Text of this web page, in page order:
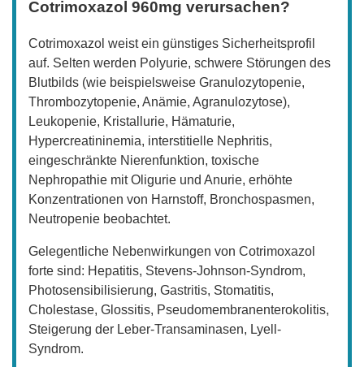
Cotrimoxazol 960mg verursachen?
Cotrimoxazol weist ein günstiges Sicherheitsprofil
auf. Selten werden Polyurie, schwere Störungen des
Blutbilds (wie beispielsweise Granulozytopenie,
Thrombozytopenie, Anämie, Agranulozytose),
Leukopenie, Kristallurie, Hämaturie,
Hypercreatininemia, interstitielle Nephritis,
eingeschränkte Nierenfunktion, toxische
Nephropathie mit Oligurie und Anurie, erhöhte
Konzentrationen von Harnstoff, Bronchospasmen,
Neutropenie beobachtet.
Gelegentliche Nebenwirkungen von Cotrimoxazol
forte sind: Hepatitis, Stevens-Johnson-Syndrom,
Photosensibilisierung, Gastritis, Stomatitis,
Cholestase, Glossitis, Pseudomembranenterokolitis,
Steigerung der Leber-Transaminasen, Lyell-
Syndrom.